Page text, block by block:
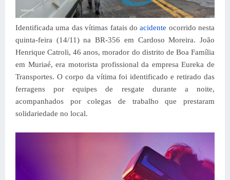
Identificada uma das vítimas fatais doacidente ocorrido nesta
quinta-feira (14/11) na BR-356 em Cardoso Moreira. João
Henrique Catroli, 46 anos, morador do distrito de Boa Família
em Muriaé, era motorista profissional da empresa Eureka de
Transportes. O corpo da vítima foi identificado e retirado das
ferragens por equipes de resgate durante a noite,
acompanhados por colegas de trabalho que prestaram
solidariedade no local.